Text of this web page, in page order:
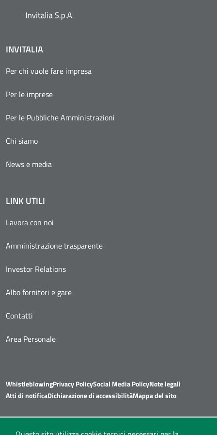
INVITALIA
Per chi vuole fare impresa
Per le imprese
Per le Pubbliche Amministrazioni
Chi siamo
News e media
LINK UTILI
Lavora con noi
Amministrazione trasparente
Investor Relations
Albo fornitori e gare
Contatti
Area Personale
WhistleblowingPrivacy PolicySocial Media PolicyNote legali
Atti di notificaDichiarazione di accessibilitàMappa del sito